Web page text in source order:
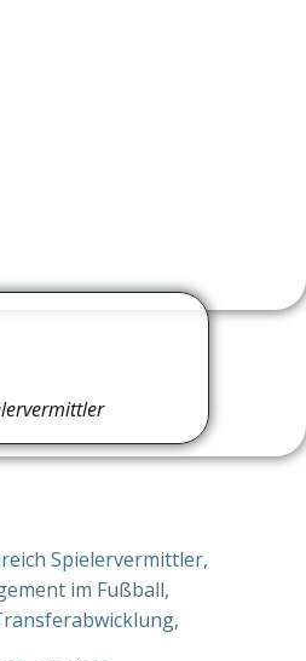
Spielervermittler,
im Fußball,